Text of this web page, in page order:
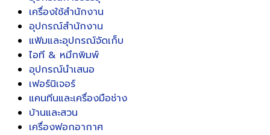
เครื่องใช้สำนักงาน
อุปกรณ์สำนักงาน
แฟ้มและอุปกรณ์จัดเก็บ
ไอที & หมึกพิมพ์
อุปกรณ์นำเสนอ
เฟอร์นิเจอร์
แคนทีนและเครื่องมือช่าง
บ้านและสวน
เครื่องฟอกอากาศ